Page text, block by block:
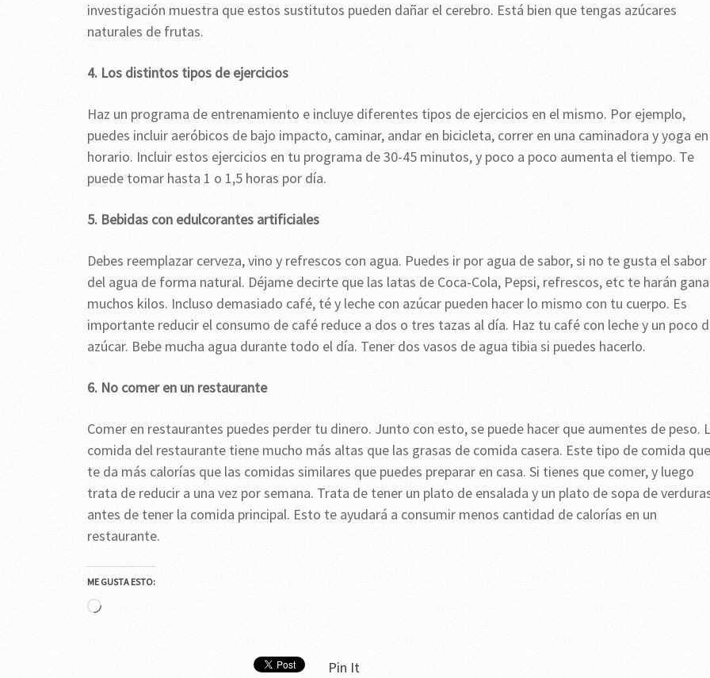
investigación muestra que estos sustitutos pueden dañar el cerebro. Está bien que tengas azúcares
naturales de frutas.
4. Los distintos tipos de ejercicios
Haz un programa de entrenamiento e incluye diferentes tipos de ejercicios en el mismo. Por ejemplo,
puedes incluir aeróbicos de bajo impacto, caminar, andar en bicicleta, correr en una caminadora y yoga
horario. Incluir estos ejercicios en tu programa de 30-45 minutos, y poco a poco aumenta el tiempo. Te
puede tomar hasta 1 o 1,5 horas por día.
5. Bebidas con edulcorantes artificiales
Debes reemplazar cerveza, vino y refrescos con agua. Puedes ir por agua de sabor, si no te gusta el sabor
del agua de forma natural. Déjame decirte que las latas de Coca-Cola, Pepsi, refrescos, etc te harán
muchos kilos. Incluso demasiado café, té y leche con azúcar pueden hacer lo mismo con tu cuerpo. Es
importante reducir el consumo de café reduce a dos o tres tazas al día. Haz tu café con leche y un poco
azúcar. Bebe mucha agua durante todo el día. Tener dos vasos de agua tibia si puedes hacerlo.
6. No comer en un restaurante
Comer en restaurantes puedes perder tu dinero. Junto con esto, se puede hacer que aumentes de peso.
comida del restaurante tiene mucho más altas que las grasas de comida casera. Este tipo de comida que
te da más calorías que las comidas similares que puedes preparar en casa. Si tienes que comer, y luego
trata de reducir a una vez por semana. Trata de tener un plato de ensalada y un plato de sopa de
antes de tener la comida principal. Esto te ayudará a consumir menos cantidad de calorías en un
restaurante.
ME GUSTA ESTO:
Cargando...
Pin It